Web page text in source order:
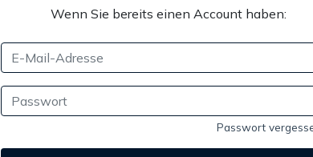
Wenn Sie bereits einen Account haben:
Passwort